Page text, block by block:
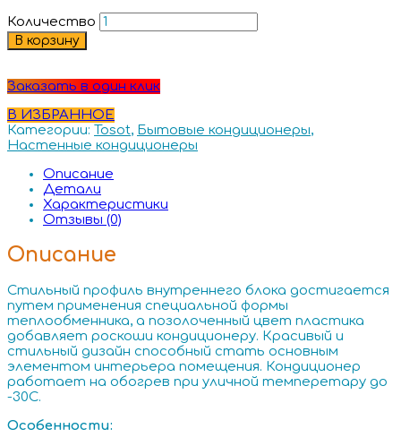
Количество
В корзину
Заказать в один клик
В ИЗБРАННОЕ
Категории: Tosot, Бытовые кондиционеры,
Настенные кондиционеры
Описание
Детали
Характеристики
Отзывы (0)
Описание
Стильный профиль внутреннего блока достигается
путем применения специальной формы
теплообменника, а позолоченный цвет пластика
добавляет роскоши кондиционеру. Красивый и
стильный дизайн способный стать основным
элементом интерьера помещения. Кондиционер
работает на обогрев при уличной темперетару до
-30С.
Особенности: